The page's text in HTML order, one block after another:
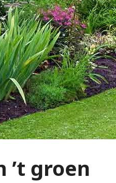
’t groen